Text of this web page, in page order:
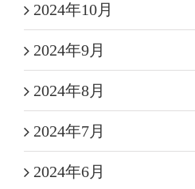
2024年10月
2024年9月
2024年8月
2024年7月
2024年6月